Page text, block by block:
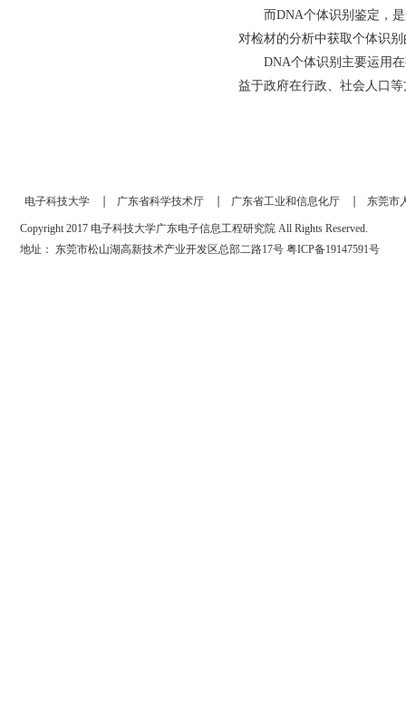
而DNA个体识别鉴定，
对检材的分析中获取个体识
DNA个体识别主要运用
益于政府在行政、社会人口
电子科技大学 广东省科学技术厅 广东省工业和信息化厅 东莞市
Copyright 2017 电子科技大学广东电子信息工程研究院 All Rights Reserved.
地址： 东莞市松山湖高新技术产业开发区总部二路17号 粤ICP备19147591号